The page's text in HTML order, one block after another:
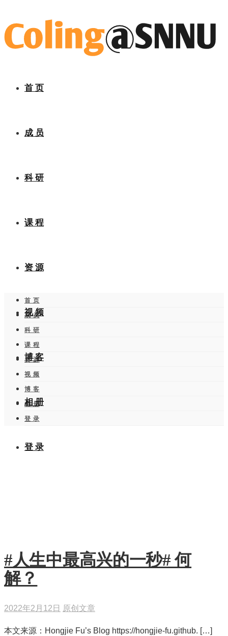
首 页
成 员
科 研
课 程
资 源
视 频
博 客
相 册
登 录
首 页
成 员
科 研
课 程
资 源
视 频
博 客
相 册
登 录
#人生中最高兴的一秒# 何
解？
2022年2月12日 原创文章
本文来源：Hongjie Fu’s Blog https://hongjie-fu.github. […]